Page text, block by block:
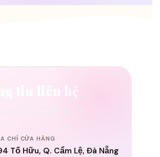
tin liên hệ
CHỈ CỬA HÀNG
Tố Hữu, Q. Cẩm Lệ, Đà Nẵng